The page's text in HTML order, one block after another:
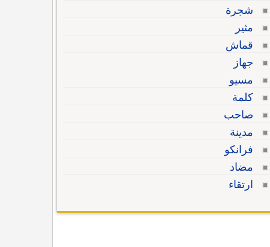
شجرة
مثير
قماش
جهاز
مسيو
كلمة
صاحب
مدينة
فرانكو
مضاد
ارتقاء